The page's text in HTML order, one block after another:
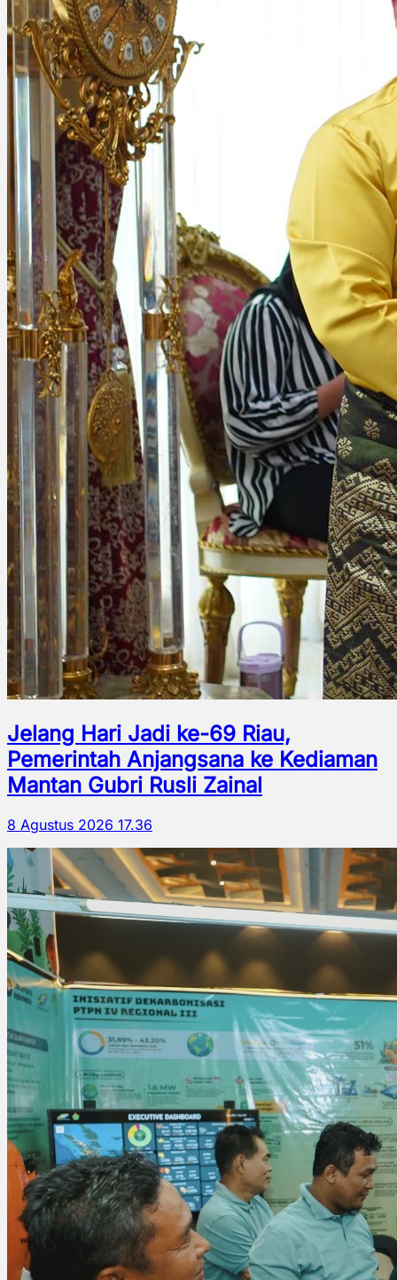
Jelang Hari Jadi ke-69 Riau,
Pemerintah Anjangsana ke Kediaman
Mantan Gubri Rusli Zainal
8 Agustus 2026 17.36